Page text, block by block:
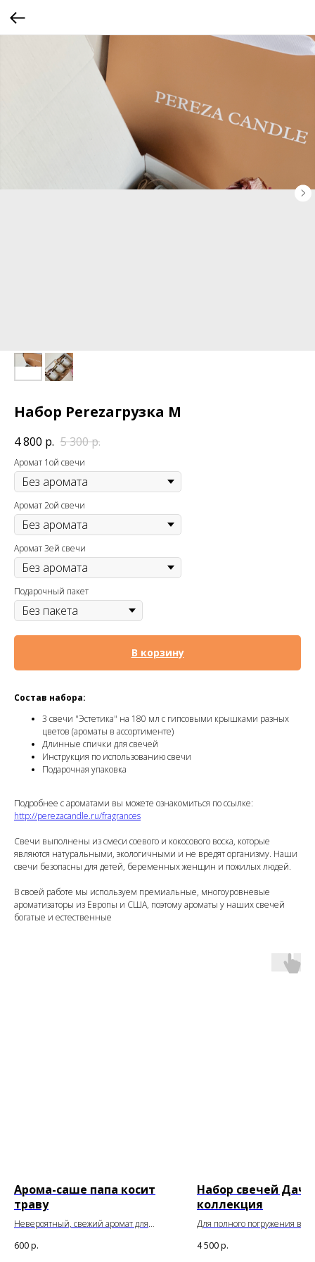
Набор Perezaгрузка М
4 800 р. 5 300р.
Аромат 1ой свечи
Аромат 2ой свечи
Аромат 3ей свечи
Подарочный пакет
В корзину
Состав набора:
3 свечи "Эстетика" на 180 мл с гипсовыми крышками разных
цветов (ароматы в ассортименте)
Длинные спички для свечей
Инструкция по использованию свечи
Подарочная упаковка
Подробнее с ароматами вы можете ознакомиться по ссылке:
http://perezacandle.ru/fragrances
Свечи выполнены из смеси соевого и кокосового воска, которые
являются натуральными, экологичными и не вредят организму. Наши
свечи безопасны для детей, беременных женщин и пожилых людей.
В своей работе мы используем премиальные, многоуровневые
ароматизаторы из Европы и США, поэтому ароматы у наших свечей
богатые и естественные
Арома-саше папа косит
траву
Невероятный, свежий аромат для
600р.
Набор свечей
коллекция
Для полного погружения в
4 500р.